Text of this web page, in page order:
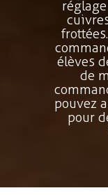
élèves
de
pouvez
pour